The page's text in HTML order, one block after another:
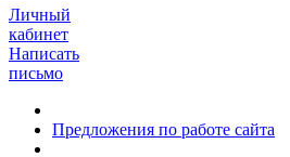
Личный
кабинет
Написать
письмо
Предложения по работе сайта